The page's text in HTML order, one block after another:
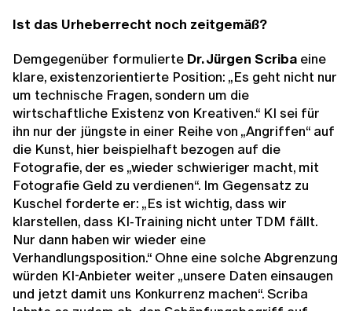
Ist das Urheberrecht noch zeitgemäß?
Demgegenüber formulierte Dr. Jürgen Scriba eine
klare, existenzorientierte Position: „Es geht nicht nur
um technische Fragen, sondern um die
wirtschaftliche Existenz von Kreativen.“ KI sei für
ihn nur der jüngste in einer Reihe von „Angriffen“ auf
die Kunst, hier beispielhaft bezogen auf die
Fotografie, der es „wieder schwieriger macht, mit
Fotografie Geld zu verdienen“. Im Gegensatz zu
Kuschel forderte er: „Es ist wichtig, dass wir
klarstellen, dass KI‑Training nicht unter TDM fällt.
Nur dann haben wir wieder eine
Verhandlungsposition.“ Ohne eine solche Abgrenzung
würden KI-Anbieter weiter „unsere Daten einsaugen
und jetzt damit uns Konkurrenz machen“. Scriba